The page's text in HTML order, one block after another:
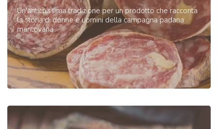
Un'antichissima tradizione per un prodotto che racconta
la storia di donne e uomini della campagna padana
mantovana